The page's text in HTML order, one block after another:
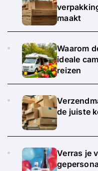
maakt
Waarom
ideale
reizen
de juiste
Verras je